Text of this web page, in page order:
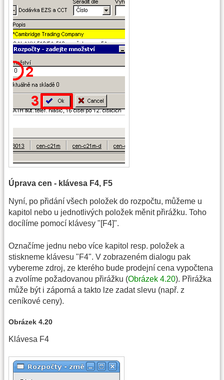
Úprava cen - klávesa F4, F5
Nyní, po přidání všech položek do rozpočtu, můžeme u
kapitol nebo u jednotlivých položek měnit přirážku. Toho
docílíme pomocí klávesy "[F4]".
Označíme jednu nebo více kapitol resp. položek a
stiskneme klávesu "F4". V zobrazeném dialogu pak
vybereme zdroj, ze kterého bude prodejní cena vypočtena
a zvolíme požadovanou přirážku (Obrázek 4.20). Přirážka
může být i záporná a takto lze zadat slevu (např. z
ceníkové ceny).
Obrázek 4.20
Klávesa F4